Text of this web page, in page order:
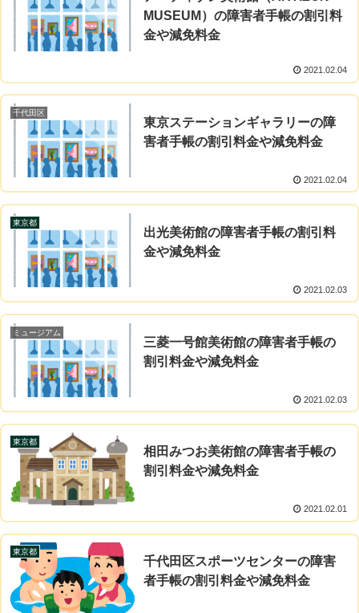
MUSEUM）の障害者手帳の割引料
金や減免料金
2021.02.04
千代田区
東京ステーションギャラリーの障
害者手帳の割引料金や減免料金
2021.02.04
東京都
出光美術館の障害者手帳の割引料
金や減免料金
2021.02.03
ミュージアム
三菱一号館美術館の障害者手帳の
割引料金や減免料金
2021.02.03
東京都
相田みつお美術館の障害者手帳の
割引料金や減免料金
2021.02.01
東京都
千代田区スポーツセンターの障害
者手帳の割引料金や減免料金